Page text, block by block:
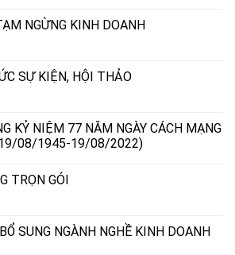
NGỪNG KINH DOANH
SỰ KIỆN, HỘI THẢO
KỶ NIỆM 77 NĂM NGÀY CÁCH MẠNG
08/1945-19/08/2022)
TRỌN GÓI
SUNG NGÀNH NGHỀ KINH DOANH